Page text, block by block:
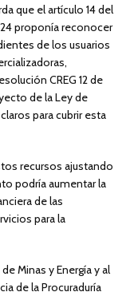
que el artículo 14 del
proponía reconocer
de los usuarios
CREG 12 de
de la Ley de
para cubrir esta
recursos ajustando
podría aumentar la
de las
para la
Minas y Energía y al
de la Procuraduría